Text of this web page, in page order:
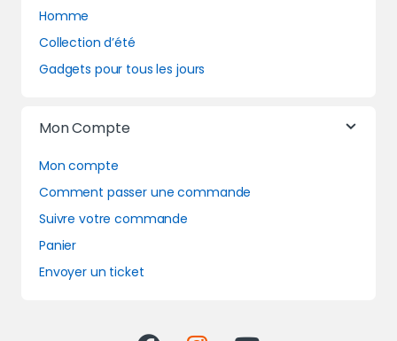
Homme
Collection d’été
Gadgets pour tous les jours
Mon Compte
Mon compte
Comment passer une commande
Suivre votre commande
Panier
Envoyer un ticket